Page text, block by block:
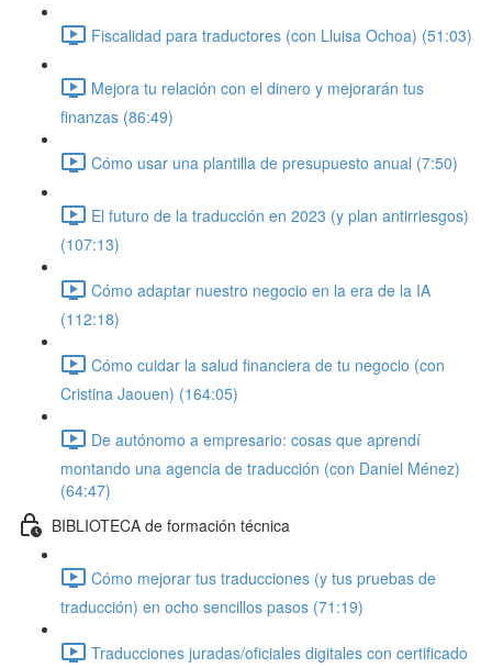
Fiscalidad para traductores (con Lluisa Ochoa) (51:03)
Mejora tu relación con el dinero y mejorarán tus
finanzas (86:49)
Cómo usar una plantilla de presupuesto anual (7:50)
El futuro de la traducción en 2023 (y plan antirriesgos)
(107:13)
Cómo adaptar nuestro negocio en la era de la IA
(112:18)
Cómo cuidar la salud financiera de tu negocio (con
Cristina Jaouen) (164:05)
De autónomo a empresario: cosas que aprendí
montando una agencia de traducción (con Daniel Ménez)
(64:47)
BIBLIOTECA de formación técnica
Cómo mejorar tus traducciones (y tus pruebas de
traducción) en ocho sencillos pasos (71:19)
Traducciones juradas/oficiales digitales con certificado